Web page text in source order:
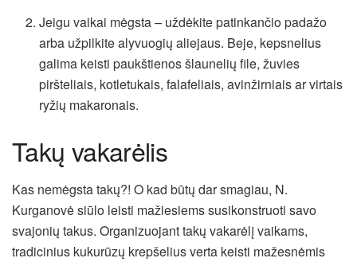
Jeigu vaikai mėgsta – uždėkite patinkančio padažo
arba užpilkite alyvuogių aliejaus. Beje, kepsnelius
galima keisti paukštienos šlaunelių file, žuvies
piršteliais, kotletukais, falafeliais, avinžirniais ar virtais
ryžių makaronais.
Takų vakarėlis
Kas nemėgsta takų?! O kad būtų dar smagiau, N.
Kurganovė siūlo leisti mažiesiems susikonstruoti savo
svajonių takus. Organizuojant takų vakarėlį vaikams,
tradicinius kukurūzų krepšelius verta keisti mažesnėmis